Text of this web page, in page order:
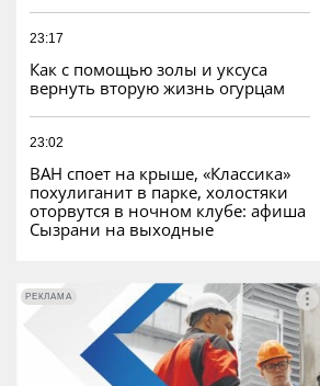
23:17
Как с помощью золы и уксуса
вернуть вторую жизнь огурцам
23:02
ВАН споет на крыше, «Классика»
похулиганит в парке, холостяки
оторвутся в ночном клубе: афиша
Сызрани на выходные
РЕКЛАМА РЕКЛАМА